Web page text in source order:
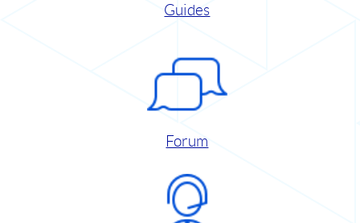
Guides
Forum